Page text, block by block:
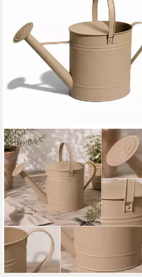
MOJAWO
Gießkanne Gießkanne
Blechkanne Metallkanne
Kanne Dekokanne Hellbraun
7,5 Liter
26,99 € UVP39,99 €
-33%
lieferbar - in 3-4 Werktagen bei dir